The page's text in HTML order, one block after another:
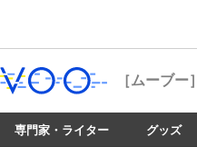
［ムーブー］
専門家・ライター グッズ